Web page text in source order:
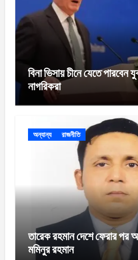
বিনা ভিসায় চীনে যেতে পারবেন
নাগরিকরা
অন্যান্য রাজনীতি
তারেক রহমান দেশে ফেরার পর
মমিনুর রহমান